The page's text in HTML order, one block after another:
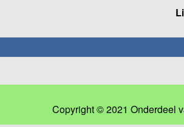
Copyright © 2021 Onderdeel